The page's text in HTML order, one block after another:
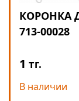
КОРОНКА
713-00028
1 тг.
В наличии